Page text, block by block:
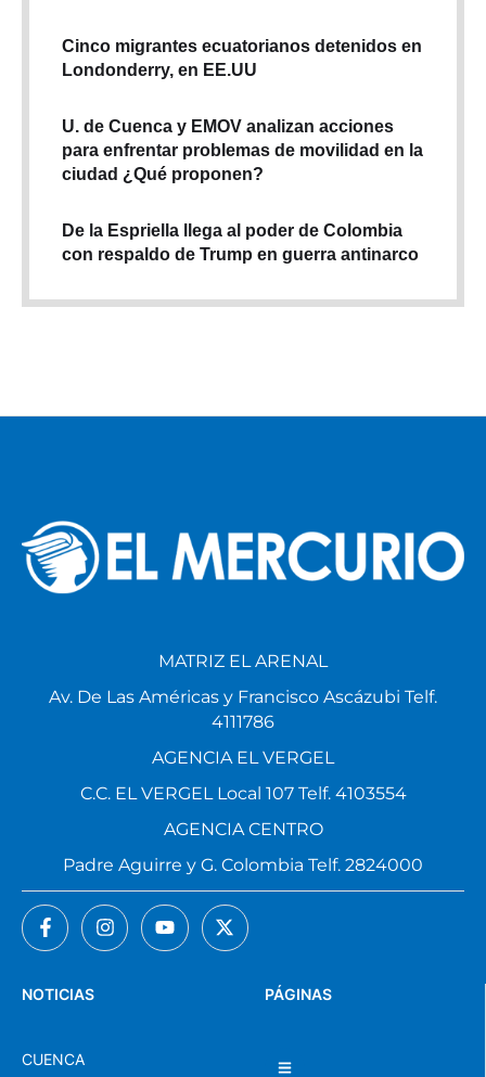
Cinco migrantes ecuatorianos detenidos en
Londonderry, en EE.UU
U. de Cuenca y EMOV analizan acciones
para enfrentar problemas de movilidad en la
ciudad ¿Qué proponen?
De la Espriella llega al poder de Colombia
con respaldo de Trump en guerra antinarco
PÁGINAS
NOTICIAS
CUENCA
MATRIZ EL ARENAL
Av. De Las Américas y Francisco Ascázubi Telf.
4111786
AGENCIA EL VERGEL
C.C. EL VERGEL Local 107 Telf. 4103554
AGENCIA CENTRO
Padre Aguirre y G. Colombia Telf. 2824000